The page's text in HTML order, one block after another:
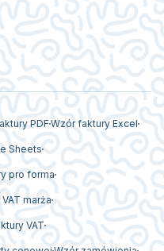
PDF Wzór faktury Excel
Sheets
pro forma
marża
VAT